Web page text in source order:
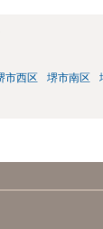
市西区 堺市南区